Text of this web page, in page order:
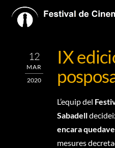
12
MAR
2020
IX
L’equip del
Sabadell
encara
mesures